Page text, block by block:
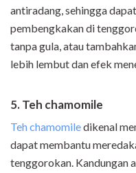
antiradang, sehingga
pembengkakan di
tanpa gula, atau
lebih lembut dan efek
5. Teh chamomile
Teh chamomiledikenal
dapat membantu
tenggorokan. Kandungan